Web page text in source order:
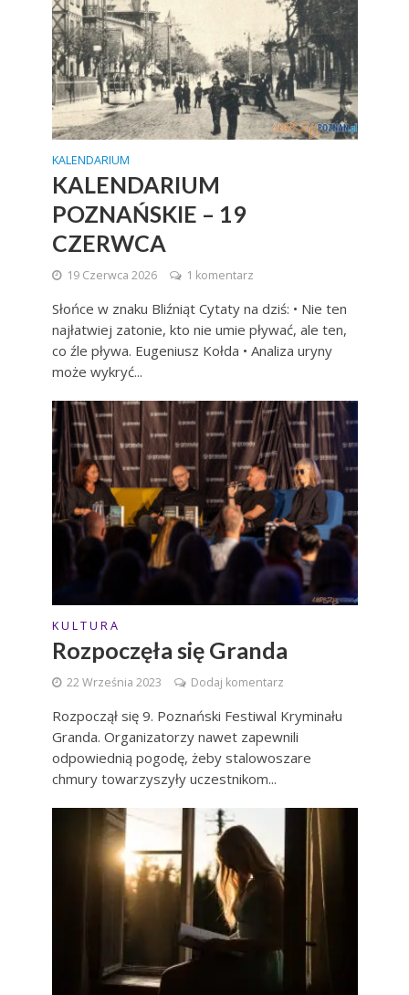
KALENDARIUM
KALENDARIUM
POZNAŃSKIE – 19
CZERWCA
19 Czerwca 2026 1 komentarz
Słońce w znaku Bliźniąt Cytaty na dziś: • Nie ten
najłatwiej zatonie, kto nie umie pływać, ale ten,
co źle pływa. Eugeniusz Kołda • Analiza uryny
może wykryć...
K U L T U R A
Rozpoczęła się Granda
22 Września 2023 Dodaj komentarz
Rozpoczął się 9. Poznański Festiwal Kryminału
Granda. Organizatorzy nawet zapewnili
odpowiednią pogodę, żeby stalowoszare
chmury towarzyszyły uczestnikom...